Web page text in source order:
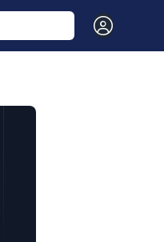
Open user